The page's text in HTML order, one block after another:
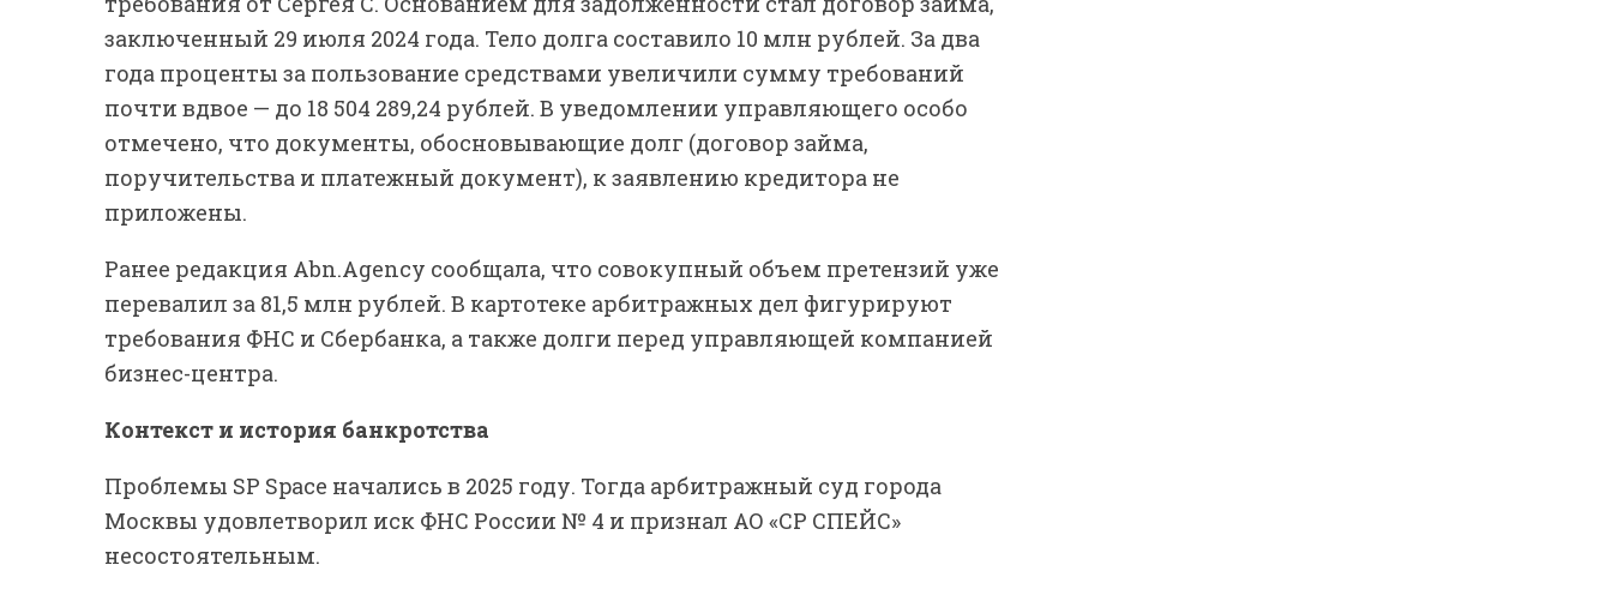
заключенный 29 июля 2024 года. Тело долга составило 10 млн рублей. За два
года проценты за пользование средствами увеличили сумму требований
почти вдвое — до 18 504 289,24 рублей. В уведомлении управляющего особо
отмечено, что документы, обосновывающие долг (договор займа,
поручительства и платежный документ), к заявлению кредитора не
приложены.
Ранее редакция Abn.Agency сообщала, что совокупный объем претензий уже
перевалил за 81,5 млн рублей. В картотеке арбитражных дел фигурируют
требования ФНС и Сбербанка, а также долги перед управляющей компанией
бизнес-центра.
Контекст и история банкротства
Проблемы SP Space начались в 2025 году. Тогда арбитражный суд города
Москвы удовлетворил иск ФНС России № 4 и признал АО «СР СПЕЙС»
несостоятельным.